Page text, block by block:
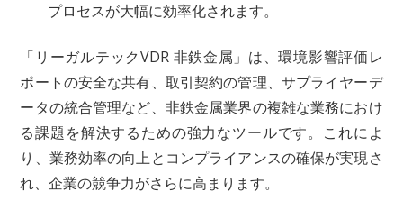
プロセスが大幅に効率化されます。
「リーガルテックVDR 非鉄金属」は、環境影響評価レ
ポートの安全な共有、取引契約の管理、サプライヤーデ
ータの統合管理など、非鉄金属業界の複雑な業務におけ
る課題を解決するための強力なツールです。これによ
り、業務効率の向上とコンプライアンスの確保が実現さ
れ、企業の競争力がさらに高まります。